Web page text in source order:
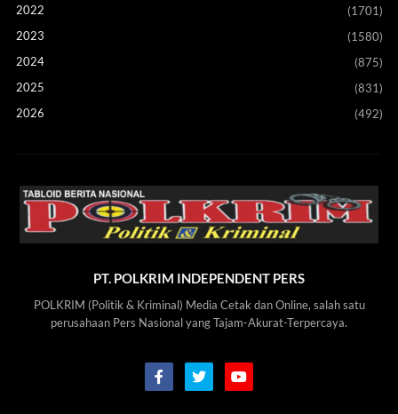
2022
(1701)
2023
(1580)
2024
(875)
2025
(831)
2026
(492)
PT. POLKRIM INDEPENDENT PERS
POLKRIM (Politik & Kriminal) Media Cetak dan Online, salah satu
perusahaan Pers Nasional yang Tajam-Akurat-Terpercaya.